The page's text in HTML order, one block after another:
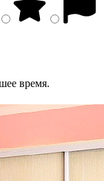
время.